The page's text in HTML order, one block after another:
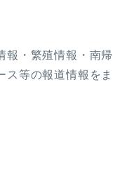
・繁殖情報・南帰
ス等の報道情報をま